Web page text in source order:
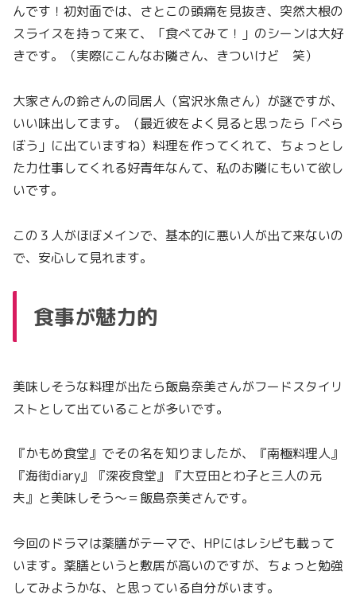
んです！初対面では、さとこの頭痛を見抜き、突然大根の
スライスを持って来て、「食べてみて！」のシーンは大好
きです。（実際にこんなお隣さん、きついけど 笑）
大家さんの鈴さんの同居人（宮沢氷魚さん）が謎ですが、
いい味出してます。（最近彼をよく見ると思ったら「べら
ぼう」に出ていますね）料理を作ってくれて、ちょっとし
た力仕事してくれる好青年なんて、私のお隣にもいて欲し
いです。
この３人がほぼメインで、基本的に悪い人が出て来ないの
で、安心して見れます。
食事が魅力的
美味しそうな料理が出たら飯島奈美さんがフードスタイリ
ストとして出ていることが多いです。
『かもめ食堂』でその名を知りましたが、『南極料理人』
『海街diary』『深夜食堂』『大豆田とわ子と三人の元
夫』と美味しそう～＝飯島奈美さんです。
今回のドラマは薬膳がテーマで、HPにはレシピも載って
います。薬膳というと敷居が高いのですが、ちょっと勉強
してみようかな、と思っている自分がいます。